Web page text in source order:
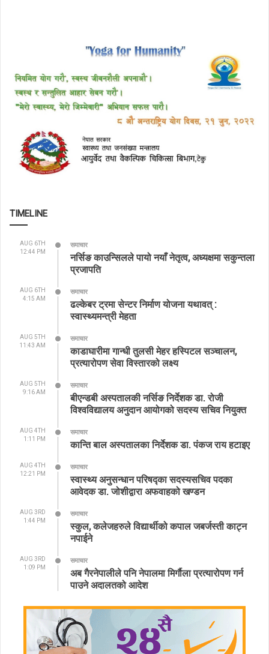
TIMELINE
AUG 6TH
12:44 PM
समाचार
नर्सिङ काउन्सिलले पायो नयाँ नेतृत्व, अध्यक्षमा सकुन्तला
प्रजापति
AUG 6TH
4:15 AM
समाचार
ढल्केबर ट्रमा सेन्टर निर्माण योजना यथावत् :
स्वास्थ्यमन्त्री मेहता
AUG 5TH
11:43 AM
समाचार
काडाघारीमा गान्धी तुलसी मेहर हस्पिटल सञ्चालन,
प्रत्यारोपण सेवा विस्तारको लक्ष्य
AUG 5TH
9:16 AM
समाचार
बीएन्डबी अस्पतालकी नर्सिङ निर्देशक डा. रोजी
विश्वविद्यालय अनुदान आयोगको सदस्य सचिव नियुक्त
AUG 4TH
1:11 PM
समाचार
कान्ति बाल अस्पतालका निर्देशक डा. पंकज राय हटाइए
AUG 4TH
12:21 PM
समाचार
स्वास्थ्य अनुसन्धान परिषद्का सदस्यसचिव पदका
आवेदक डा. जोशीद्वारा अफवाहको खण्डन
AUG 3RD
1:44 PM
समाचार
स्कुल, कलेजहरुले विद्यार्थीको कपाल जबर्जस्ती काट्न
नपाईने
AUG 3RD
1:09 PM
समाचार
अब गैरनेपालीले पनि नेपालमा मिर्गौला प्रत्यारोपण गर्न
पाउने अदालतको आदेश